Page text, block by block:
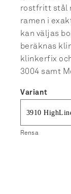
rostfritt stål
ramen i
kan väljas
beräknas
klinkerfix
3004 samt
Variant
Rensa